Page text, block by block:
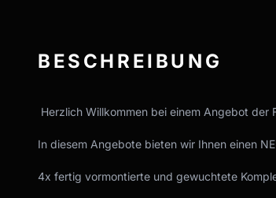
BESCHREIBUNG
Herzlich Willkommen bei einem Angebot der
In diesem Angebote bieten wir Ihnen einen
4x fertig vormontierte und gewuchtete